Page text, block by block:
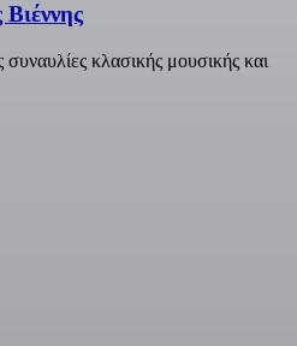
κλασικής μουσικής και